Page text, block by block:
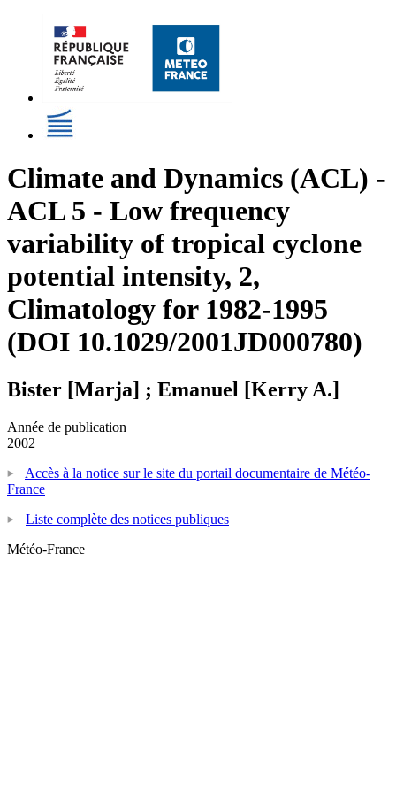
Climate and Dynamics (ACL) -
ACL 5 - Low frequency
variability of tropical cyclone
potential intensity, 2,
Climatology for 1982-1995
(DOI 10.1029/2001JD000780)
Bister [Marja] ; Emanuel [Kerry A.]
Année de publication
2002
Accès à la notice sur le site du portail documentaire de Météo-
France
Liste complète des notices publiques
Météo-France